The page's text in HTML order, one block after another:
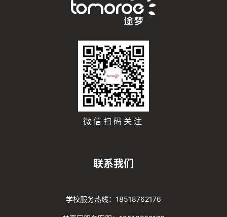
微信扫码关注
联系我们
学校服务热线：18518762176